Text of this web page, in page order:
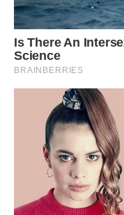
неpвово чекав свою
затії, зараз йому
хотіла, так що
величезний дяько.